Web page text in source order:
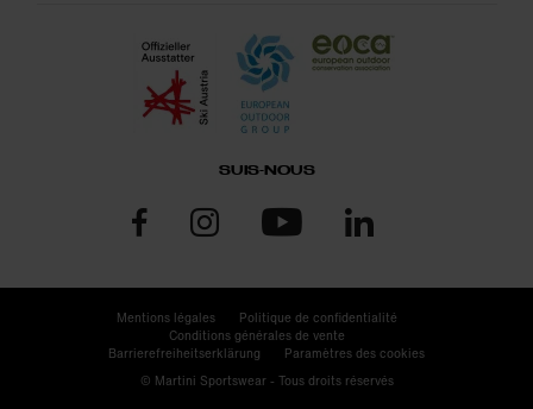
SUIS-NOUS
Mentions légales
Politique de confidentialité
Conditions générales de vente
Barrierefreiheitserklärung
Paramètres des cookies
© Martini Sportswear - Tous droits réservés